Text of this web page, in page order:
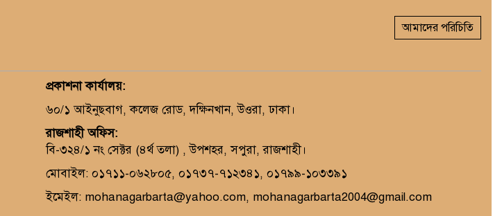
আমাদের পরিচিতি
প্রকাশনা কার্যালয়:
৬০/১ আইনুছবাগ, কলেজ রোড, দক্ষিনখান, উওরা, ঢাকা।
রাজশাহী অফিস:
বি-৩২৪/১ নং সেক্টর (৪র্থ তলা) , উপশহর, সপুরা, রাজশাহী।
মোবাইল: ০১৭১১-০৬২৮০৫, ০১৭৩৭-৭১২৩৪১, ০১৭৯৯-১০৩৩৯১
ইমেইল: mohanagarbarta@yahoo.com, mohanagarbarta2004@gmail.com